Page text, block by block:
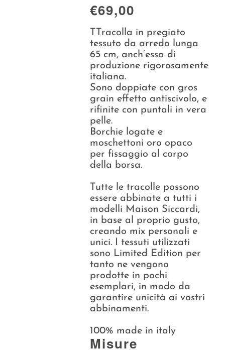
€69,00
TTracolla in pregiato
tessuto da arredo lunga
65 cm, anch’essa di
produzione rigorosamente
italiana.
Sono doppiate con gros
grain effetto antiscivolo, e
rifinite con puntali in vera
pelle.
Borchie logate e
moschettoni oro opaco
per fissaggio al corpo
della borsa.
Tutte le tracolle possono
essere abbinate a tutti i
modelli Maison Siccardi,
in base al proprio gusto,
creando mix personali e
unici. I tessuti utilizzati
sono Limited Edition per
tanto ne vengono
prodotte in pochi
esemplari, in modo da
garantire unicità ai vostri
abbinamenti.
100% made in italy
Misure